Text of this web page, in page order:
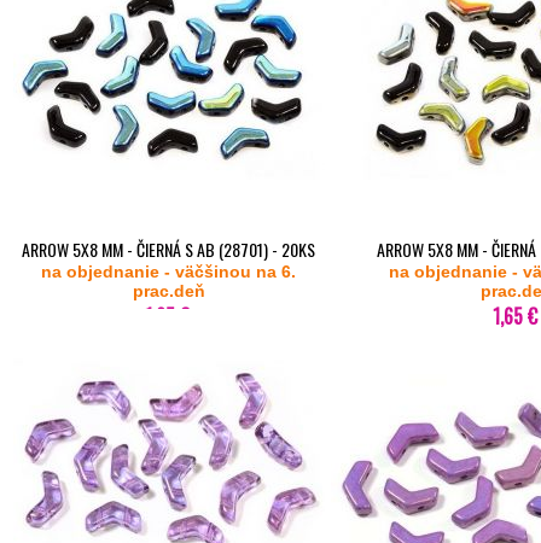
ARROW 5X8 MM - ČIERNÁ S AB (28701) - 20KS
na objednanie - väčšinou na 6.
prac.deň
1,65 €
ARROW 5X8 MM -
(MAREA) -
na objednanie -
1,65 €